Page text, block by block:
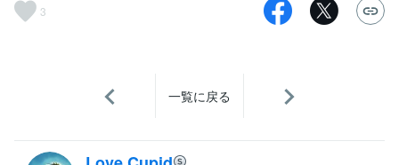
3
一覧に戻る